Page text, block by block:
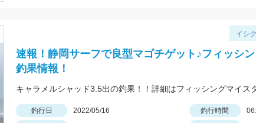
イシ
速報！静岡サーフで良型マゴチゲット♪フィッシ
釣果情報！
釣行日 2022/05/16 釣行時間